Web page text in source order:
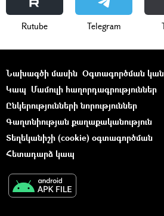
Rutube Telegram
Նախագծի մասին Օգտագործման
Կապ Մամուլի հաղորդագրություններ
Ընկերությունների նորություններ
Գաղտնիության քաղաքականություն
Տեղեկանիշի (cookie) օգտագործման
Հետադարձ կապ